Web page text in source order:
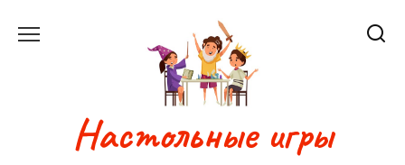
Настольные игры